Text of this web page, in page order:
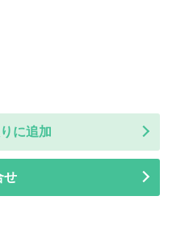
に追加
せ